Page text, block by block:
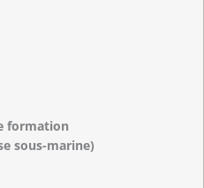
formation
sous-marine)